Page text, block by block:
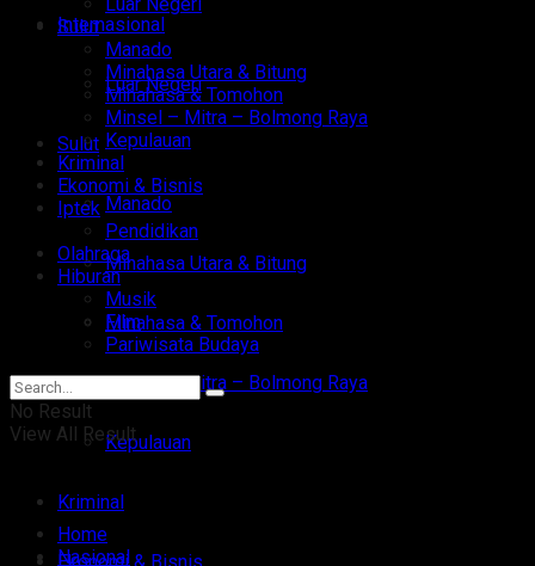
Internasional
Luar Negeri
Sulut
Manado
Minahasa Utara & Bitung
Minahasa & Tomohon
Minsel – Mitra – Bolmong Raya
Kepulauan
Kriminal
Sulut
Manado
Minahasa Utara & Bitung
Minahasa & Tomohon
Minsel – Mitra – Bolmong Raya
Kepulauan
Kriminal
Ekonomi & Bisnis
Iptek
Pendidikan
Olahraga
Hiburan
Musik
Film
Pariwisata Budaya
No Result
View All Result
Home
Nasional